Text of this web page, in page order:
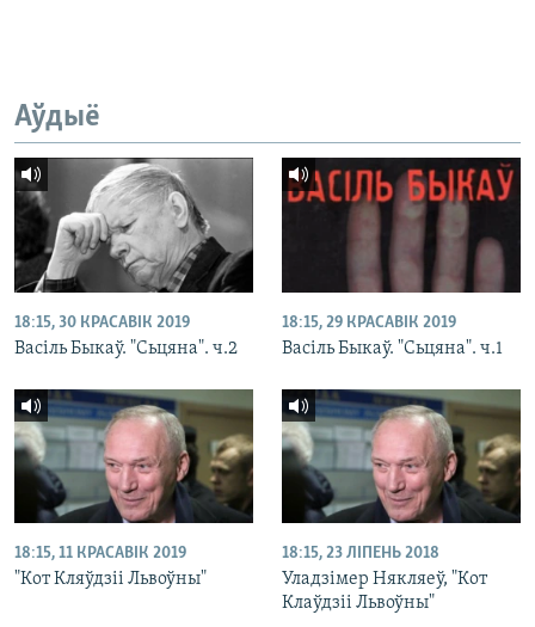
Аўдыё
18:15, 30 КРАСАВІК 2019
Васіль Быкаў. "Сьцяна". ч.2
18:15, 29 КРАСАВІК 2019
Васіль Быкаў. "Сьцяна". ч.1
18:15, 11 КРАСАВІК 2019
"Кот Кляўдзіі Львоўны"
18:15, 23 ЛІПЕНЬ 2018
Уладзімер Някляеў, "Кот
Клаўдзіі Львоўны"